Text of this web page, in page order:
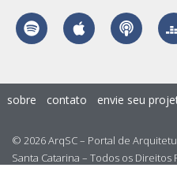
© 2026 ArqSC – Portal de
Santa Catarina – Todos os Direitos
sobre contato envie seu